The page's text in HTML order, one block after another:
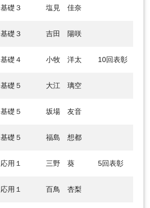
基礎３ 塩見 佳奈
基礎３ 吉田 陽咲
基礎４ 小牧 洋太 10回表彰
基礎５ 大江 璃空
基礎５ 坂場 友音
基礎５ 福島 想都
応用１ 三野 葵 5回表彰
応用１ 百鳥 杏梨